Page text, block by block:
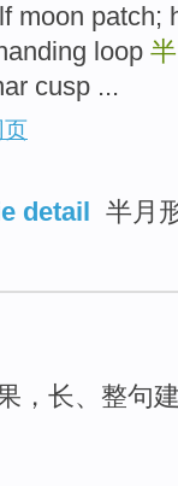
moon patch;
loop
cusp ...
页
detail 半月
，长、整句